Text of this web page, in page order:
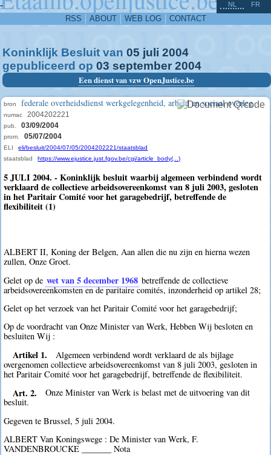
-
RSS ABOUT WEB LOG CONTACT
NL FR
Koninklijk Besluit van 05 juli 2004
gepubliceerd op 03 september 2004
Een dienst van vzw OpenJustice.be
bron federale overheidsdienst werkgelegenheid, arbeid en sociaal overleg
numac 2004202221
pub. 03/09/2004
prom. 05/07/2004
ELI
eli/besluit/2004/07/05/2004202221/staatsblad
staatsblad
https://www.ejustice.just.fgov.be/cgi/article_body(...)
5 JULI 2004. - Koninklijk besluit waarbij algemeen verbindend wordt
verklaard de collectieve arbeidsovereenkomst van 8 juli 2003, gesloten
in het Paritair Comité voor het garagebedrijf, betreffende de
flexibiliteit (1)
ALBERT II, Koning der Belgen, Aan allen die nu zijn en hierna wezen
zullen, Onze Groet.
Gelet op de wet van 5 december 1968 betreffende de collectieve
arbeidsovereenkomsten en de paritaire comités, inzonderheid op artikel 28;
Gelet op het verzoek van het Paritair Comité voor het garagebedrijf;
Op de voordracht van Onze Minister van Werk, Hebben Wij besloten en
besluiten Wij :
Artikel 1.
Algemeen verbindend wordt verklaard de als bijlage
overgenomen collectieve arbeidsovereenkomst van 8 juli 2003, gesloten in
het Paritair Comité voor het garagebedrijf, betreffende de flexibiliteit.
Art. 2.
Onze Minister van Werk is belast met de uitvoering van dit
besluit.
Gegeven te Brussel, 5 juli 2004.
ALBERT Van Koningswege : De Minister van Werk, F.
VANDENBROUCKE _______ Nota
^